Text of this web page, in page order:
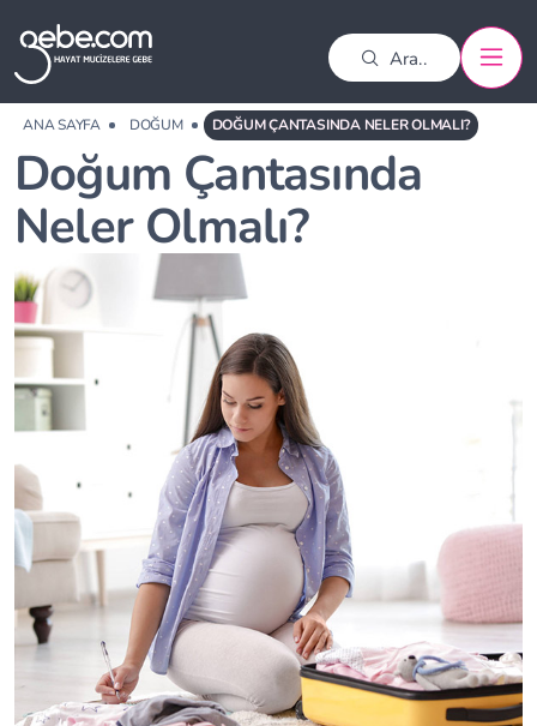
ANA SAYFA DOĞUM DOĞUM ÇANTASINDA NELER OLMALI?
Doğum Çantasında
Neler Olmalı?